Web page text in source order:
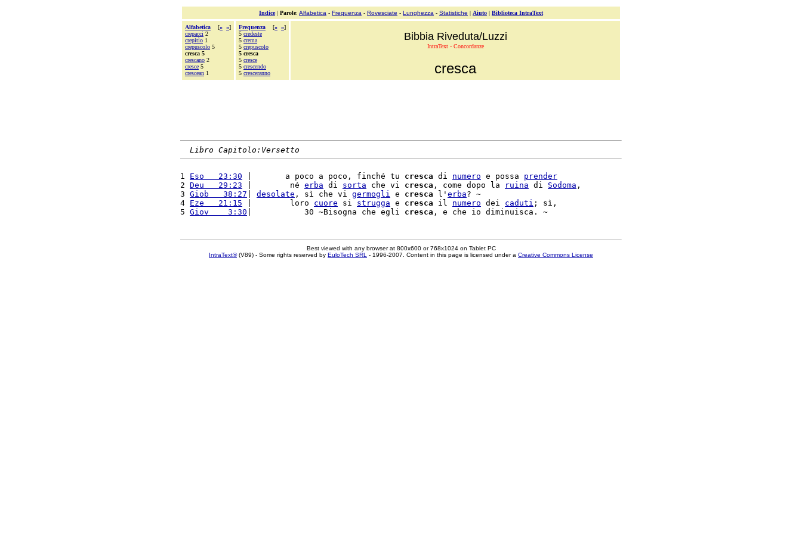
Indice| Parole: Alfabetica - Frequenza - Rovesciate - Lunghezza - Statistiche | Aiuto | Biblioteca IntraText
Alfabetica [« »]
crepacci 2
crepitìo 1
crepuscolo 5
cresca 5
crescano 2
cresce 5
crescean 1
Frequenza [« »]
5 credeste
5 crema
5 crepuscolo
5 cresca
5 cresce
5 crescendo
5 cresceranno
Bibbia Riveduta/Luzzi
IntraText - Concordanze
cresca
Libro Capitolo:Versetto
1 Eso   23:30 |       a poco a poco, finché tu cresca di numero e possa prender
2 Deu   29:23 |        né erba di sorta che vi cresca , come dopo la ruina di Sodoma ,
3 Giob   38:27 desolate , sì che vi germogli e cresca l' erba? ~
4 Eze   21:15 |        loro cuore si strugga e cresca il numero dei caduti ; sì,
5 Giov    3:30 |           30 ~Bisogna che egli cresca
Best viewed with any browser at 800x600 or 768x1024 on Tablet PC
IntraText®(V89) - Some rights reserved by EuloTech SRL - 1996-2007. Content in this page is licensed under a Creative Commons License